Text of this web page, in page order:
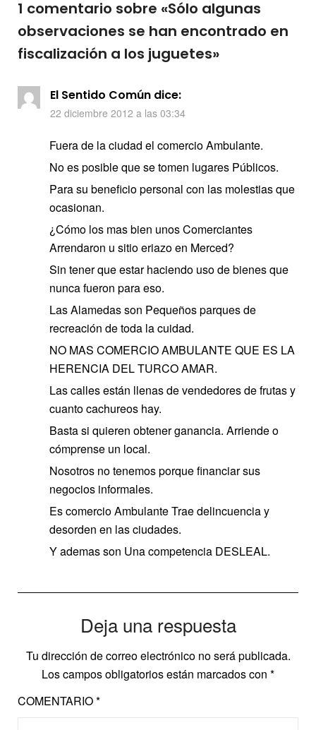
1 comentario sobre «Sólo algunas
observaciones se han encontrado en
fiscalización a los juguetes»
El Sentido Común dice:
22 diciembre 2012 a las 03:34
Fuera de la ciudad el comercio Ambulante.
No es posible que se tomen lugares Públicos.
Para su beneficio personal con las molestias que
ocasionan.
¿Cómo los mas bien unos Comerciantes
Arrendaron u sitio eriazo en Merced?
Sin tener que estar haciendo uso de bienes que
nunca fueron para eso.
Las Alamedas son Pequeños parques de
recreación de toda la cuidad.
NO MAS COMERCIO AMBULANTE QUE ES LA
HERENCIA DEL TURCO AMAR.
Las calles están llenas de vendedores de frutas y
cuanto cachureos hay.
Basta si quieren obtener ganancia. Arriende o
cómprense un local.
Nosotros no tenemos porque financiar sus
negocios informales.
Es comercio Ambulante Trae delincuencia y
desorden en las ciudades.
Y ademas son Una competencia DESLEAL.
Deja una respuesta
Tu dirección de correo electrónico no será publicada.
Los campos obligatorios están marcados con *
COMENTARIO*